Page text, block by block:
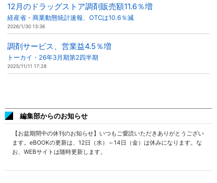
12月のドラッグストア調剤販売額11.6％増
経産省・商業動態統計速報、OTCは10.6％減
2026/1/30 13:36
調剤サービス、営業益4.5％増
トーカイ・26年3月期第2四半期
2025/11/11 17:28
編集部からのお知らせ
【お盆期間中の休刊のお知らせ】いつもご愛読いただきありがとうござい
ます。eBOOKの更新は、12日（水）～14日（金）は休みになります。な
お、WEBサイトは随時更新します。